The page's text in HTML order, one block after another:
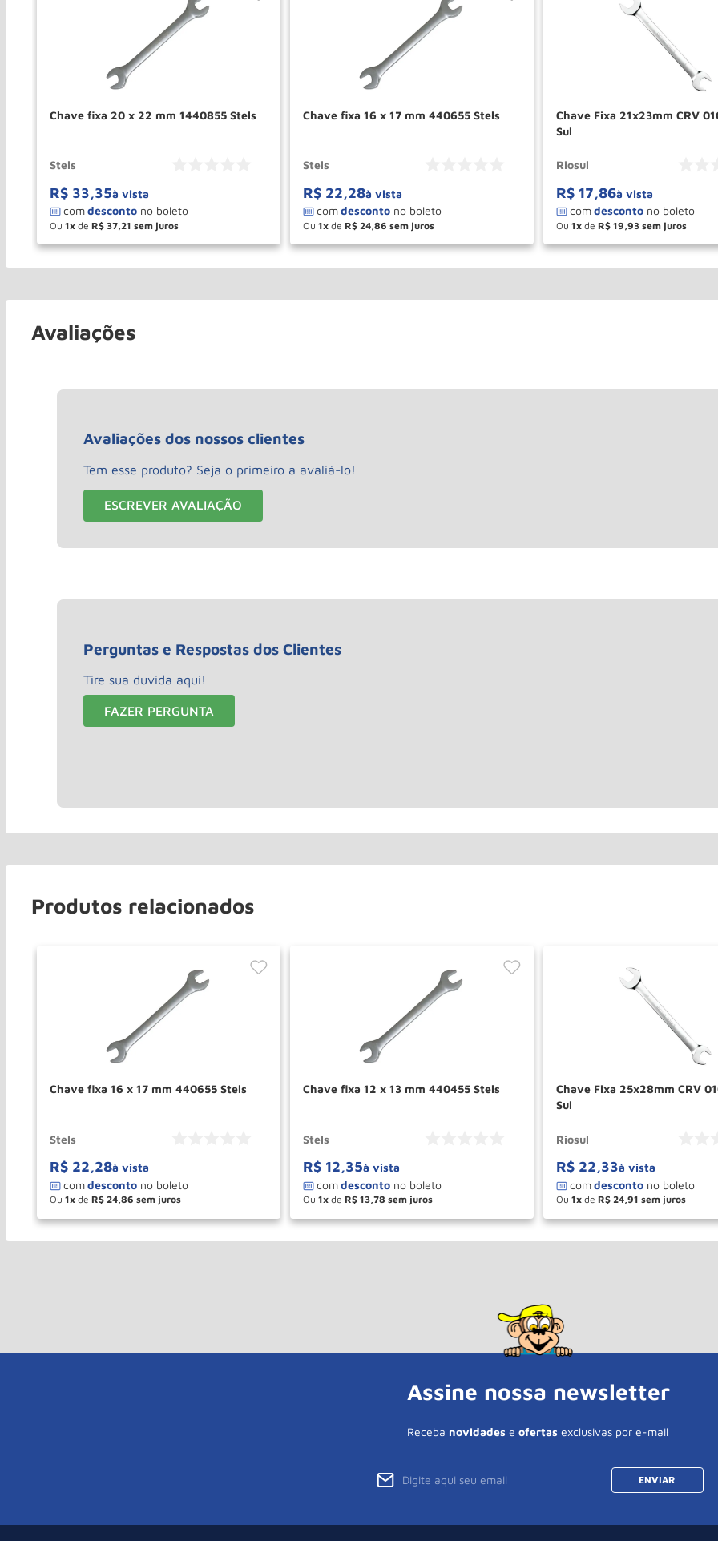
Chave fixa 20 x 22 mm 1440855 Stels
Stels
R$ 33,35à vista
Ou 1 de R$ 37 21
＋
－ COMPRAR
Chave fixa 16 x 17 mm 440655 Stels
Stels
R$ 22,28à vista
Ou 1 de R$ 24 86
＋
－ COMPRAR
Chave Fixa 21x23mm CRV
Sul
Riosul
R$ 17,86à vista
Ou 1 de R$ 19 93
＋
－
Avaliações
Avaliações dos nossos clientes
Tem esse produto? Seja o primeiro a avaliá-lo!
ESCREVER AVALIAÇÃO
Perguntas e Respostas dos Clientes
Tire sua duvida aqui!
FAZER PERGUNTA
Produtos relacionados
Chave fixa 16 x 17 mm 440655 Stels
Stels
R$ 22,28à vista
Ou 1 de R$ 24,86
＋
－ COMPRAR
Chave fixa 12 x 13 mm 440455 Stels
Stels
R$ 12,35à vista
Ou 1 de R$ 13,78
＋
－ COMPRAR
Chave Fixa 25x28mm CRV
Sul
Riosul
R$ 22,33à vista
Ou 1 de R$ 24,91
＋
－
Assine nossa newsletter
Receba novidades e ofertas exclusivas por e-mail
ENVIAR